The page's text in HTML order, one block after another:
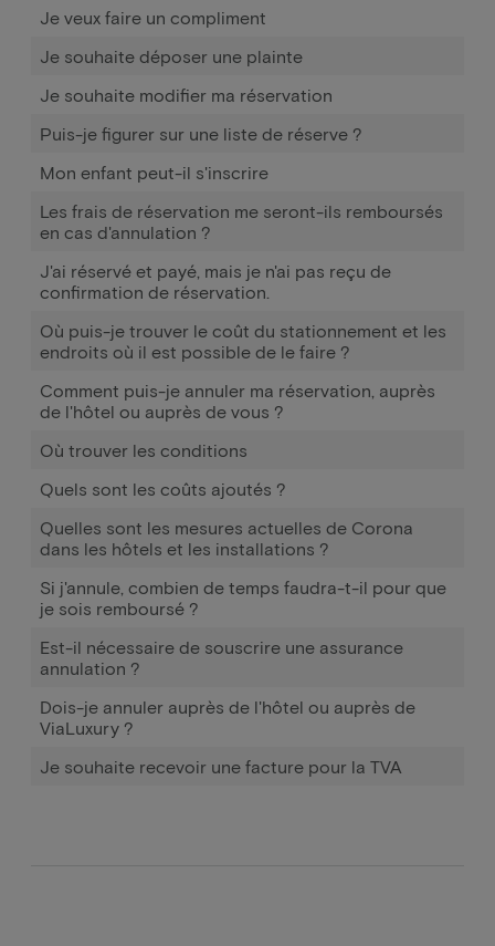
Je veux faire un compliment
Je souhaite déposer une plainte
Je souhaite modifier ma réservation
Puis-je figurer sur une liste de réserve ?
Mon enfant peut-il s'inscrire
Les frais de réservation me seront-ils remboursés
en cas d'annulation ?
J'ai réservé et payé, mais je n'ai pas reçu de
confirmation de réservation.
Où puis-je trouver le coût du stationnement et les
endroits où il est possible de le faire ?
Comment puis-je annuler ma réservation, auprès
de l'hôtel ou auprès de vous ?
Où trouver les conditions
Quels sont les coûts ajoutés ?
Quelles sont les mesures actuelles de Corona
dans les hôtels et les installations ?
Si j'annule, combien de temps faudra-t-il pour que
je sois remboursé ?
Est-il nécessaire de souscrire une assurance
annulation ?
Dois-je annuler auprès de l'hôtel ou auprès de
ViaLuxury ?
Je souhaite recevoir une facture pour la TVA